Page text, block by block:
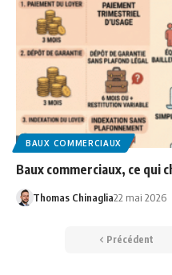
BAUX COMMERCIAUX
Baux commerciaux, ce qui
Thomas Chinaglia22 mai 2026
Précédent